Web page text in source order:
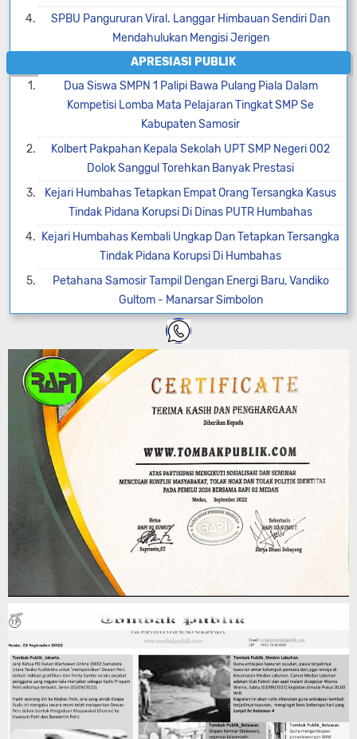
SPBU Pangururan Viral. Langgar Himbauan Sendiri Dan
Mendahulukan Mengisi Jerigen
APRESIASI PUBLIK
Dua Siswa SMPN 1 Palipi Bawa Pulang Piala Dalam
Kompetisi Lomba Mata Pelajaran Tingkat SMP Se
Kabupaten Samosir
Kolbert Pakpahan Kepala Sekolah UPT SMP Negeri 002
Dolok Sanggul Torehkan Banyak Prestasi
Kejari Humbahas Tetapkan Empat Orang Tersangka Kasus
Tindak Pidana Korupsi Di Dinas PUTR Humbahas
Kejari Humbahas Kembali Ungkap Dan Tetapkan Tersangka
Tindak Pidana Korupsi Di Humbahas
Petahana Samosir Tampil Dengan Energi Baru, Vandiko
Gultom - Manarsar Simbolon